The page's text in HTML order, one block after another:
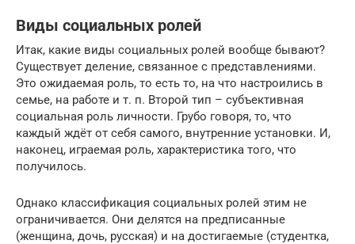
Виды социальных ролей
Итак, какие виды социальных ролей вообще бывают?
Существует деление, связанное с представлениями.
Это ожидаемая роль, то есть то, на что настроились в
семье, на работе и т. п. Второй тип – субъективная
социальная роль личности. Грубо говоря, то, что
каждый ждёт от себя самого, внутренние установки. И,
наконец, играемая роль, характеристика того, что
получилось.
Однако классификация социальных ролей этим не
ограничивается. Они делятся на предписанные
(женщина, дочь, русская) и на достигаемые (студентка,